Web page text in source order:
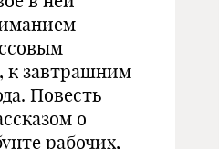
к завтрашним
Повесть
о
рабочих,